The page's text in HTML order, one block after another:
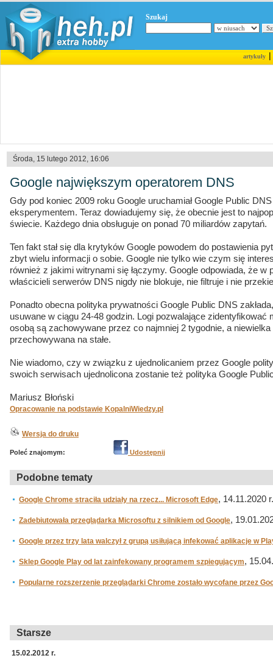
Szukaj
artykuły|
Środa, 15 lutego 2012, 16:06
Google największym operatorem DNS
Gdy pod koniec 2009 roku Google uruchamiał Google Public DNS
eksperymentem. Teraz dowiadujemy się, że obecnie jest to
świecie. Każdego dnia obsługuje on ponad 70 miliardów zapytań.
Ten fakt stał się dla krytyków Google powodem do postawienia
zbyt wielu informacji o sobie. Google nie tylko wie czym się
również z jakimi witrynami się łączymy. Google odpowiada, że w
właścicieli serwerów DNS nigdy nie blokuje, nie filtruje i nie
Ponadto obecna polityka prywatności Google Public DNS
usuwane w ciągu 24-48 godzin. Logi pozwalające zidentyfikować
osobą są zachowywane przez co najmniej 2 tygodnie, a
przechowywana na stałe.
Nie wiadomo, czy w związku z ujednolicaniem przez Google
swoich serwisach ujednolicona zostanie też polityka Google
Mariusz Błoński
Opracowanie na podstawie KopalniWiedzy.pl
Wersja do druku
Poleć znajomym: Udostępnij
Podobne tematy
Google Chrome straciła udziały na rzecz... Microsoft Edge, 14.11.2020 r.
Zadebiutowała przeglądarka Microsoftu z silnikiem od Google,
Google przez trzy lata walczył z grupą usiłującą infekować aplikacje w
Sklep Google Play od lat zainfekowany programem szpiegującym,
Popularne rozszerzenie przeglądarki Chrome zostało wycofane przez
Starsze
15.02.2012 r.